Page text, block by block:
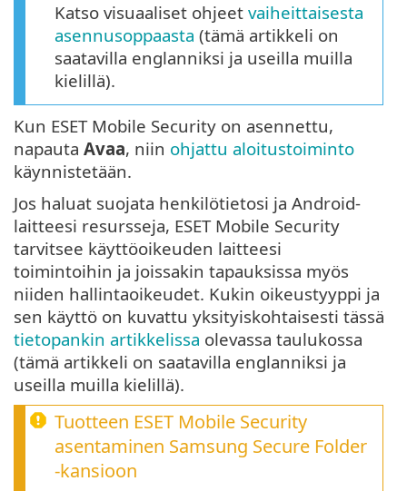
Katso visuaaliset ohjeet vaiheittaisesta
asennusoppaasta (tämä artikkeli on
saatavilla englanniksi ja useilla muilla
kielillä).
Kun ESET Mobile Security on asennettu,
napauta Avaa, niin ohjattu aloitustoiminto
käynnistetään.
Jos haluat suojata henkilötietosi ja Android-
laitteesi resursseja, ESET Mobile Security
tarvitsee käyttöoikeuden laitteesi
toimintoihin ja joissakin tapauksissa myös
niiden hallintaoikeudet. Kukin oikeustyyppi ja
sen käyttö on kuvattu yksityiskohtaisesti tässä
tietopankin artikkelissa olevassa taulukossa
(tämä artikkeli on saatavilla englanniksi ja
useilla muilla kielillä).
Tuotteen ESET Mobile Security
asentaminen Samsung Secure Folder
-kansioon